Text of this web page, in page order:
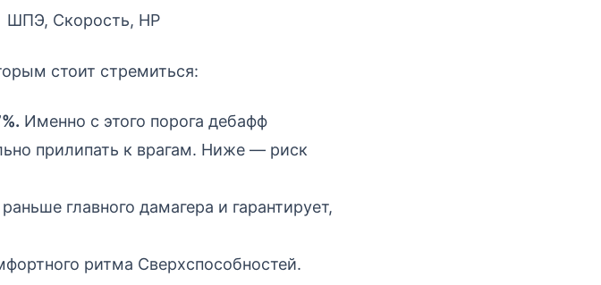
ШПЭ, Скорость, HP
стоит стремиться:
Именно с этого порога дебафф
прилипать к врагам. Ниже — риск
главного дамагера и гарантирует,
ритма Сверхспособностей.